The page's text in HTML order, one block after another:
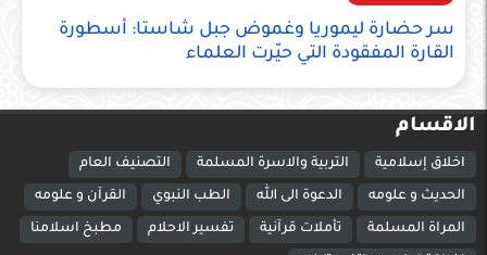
سر حضارة ليموريا وغموض جبل شاستا: أسطورة
القارة المفقودة التي حيّرت العلماء
الاقسام
اخلاق إسلامية التربية والاسرة المسلمة التصنيف العام
الحديث و علومه الدعوة الى الله الطب النبوي القرآن و علومه
المراة المسلمة تأملات قرآنية تفسير الاحلام مطبخ اسلامنا